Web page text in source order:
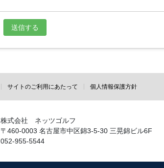
サイトのご利用にあたって 個人情報保護方針
株式会社 ネッツゴルフ
〒460-0003 名古屋市中区錦3-5-30 三晃錦ビル6F
052-955-5544